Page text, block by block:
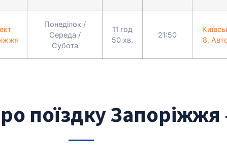
Понеділок /
Середа /
Субота
11 год
50 хв.
21:50
8,
поїздку Запоріжжя